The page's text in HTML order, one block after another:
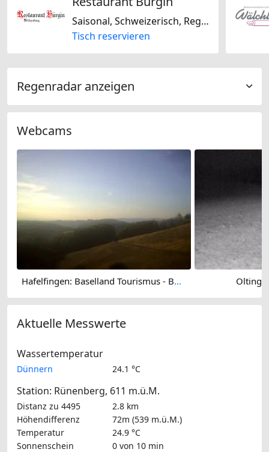
Saisonal, Schweizerisch, Regional, Glutenfrei, Laktosefrei
Tisch reservieren
Regenradar anzeigen
Webcams
Hafelfingen: Baselland Tourismus - Bad Ramsach, Läufelfingen
Aktuelle Messwerte
Wassertemperatur
Dünnern 24.1 °C
Station: Rünenberg, 611 m.ü.M.
Distanz zu 4495
2.8 km
Höhendifferenz
72m (539 m.ü.M.)
Temperatur
24.9 °C
Sonnenschein
0 von 10 min